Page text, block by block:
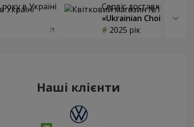
в Україні
Сервіс доставки квітів
«Ukrainian Choice»
2025 рік
Наші клієнти